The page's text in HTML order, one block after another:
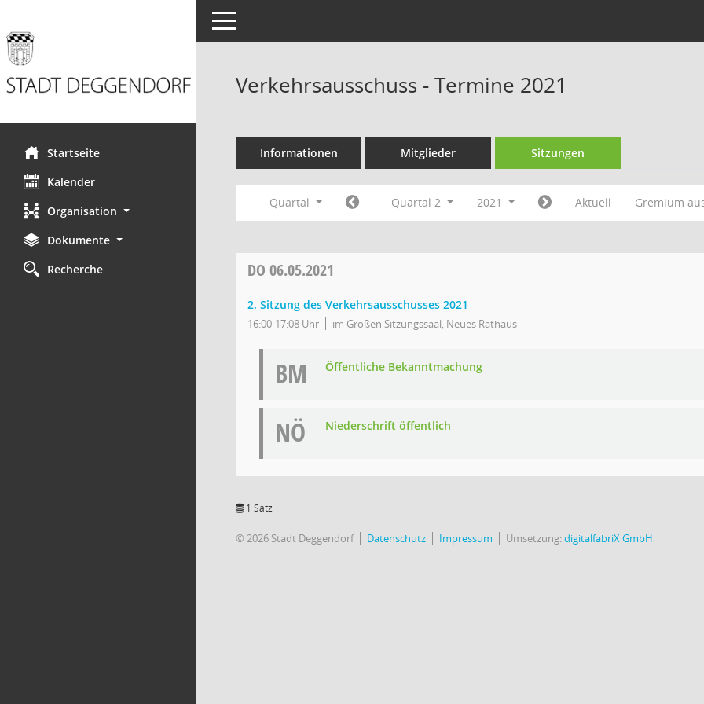
Startseite
Kalender
Organisation
Dokumente
Recherche
Toggle navigation
Verkehrsausschuss - Termine 2021
Informationen Mitglieder Sitzungen
Quartal Quartal 2 2021 Aktuell Gremium
DO 06.05.2021
2. Sitzung des Verkehrsausschusses 2021
16:00-17:08 Uhr im Großen Sitzungssaal, Neues Rathaus
BM Öffentliche Bekanntmachung
NÖ Niederschrift öffentlich
1 Satz
© 2026 Stadt Deggendorf Datenschutz Impressum Umsetzung:digitalfabriX GmbH